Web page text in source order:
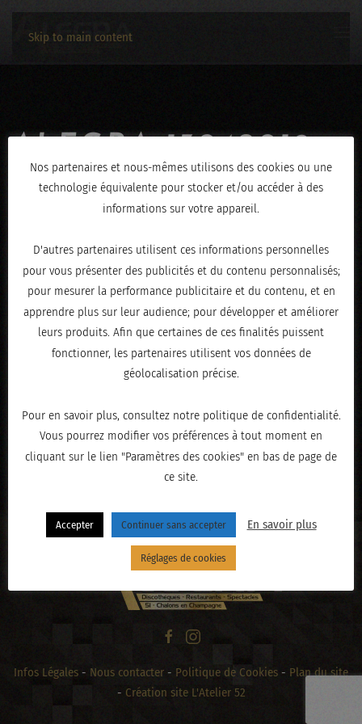
Skip to main content
ALEGRA-13042019-
0594
« PRÉCÉDENT
Infos Légales - Nous contacter - Politique de Cookies - Plan du site
- Création site L'Atelier 52
Nos partenaires et nous-mêmes utilisons des cookies ou une
technologie équivalente pour stocker et/ou accéder à des
informations sur votre appareil.
D'autres partenaires utilisent ces informations personnelles
pour vous présenter des publicités et du contenu personnalisés;
pour mesurer la performance publicitaire et du contenu, et en
apprendre plus sur leur audience; pour développer et améliorer
leurs produits. Afin que certaines de ces finalités puissent
fonctionner, les partenaires utilisent vos données de
géolocalisation précise.
Pour en savoir plus, consultez notre politique de confidentialité.
Vous pourrez modifier vos préférences à tout moment en
cliquant sur le lien "Paramètres des cookies" en bas de page de
ce site.
Accepter Continuer sans accepter En savoir plus
Réglages de cookies